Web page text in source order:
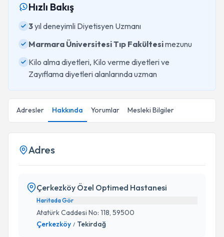
Hızlı Bakış
3yıl deneyimli Diyetisyen Uzmanı
Marmara Üniversitesi Tıp Fakültesimezunu
Kilo alma diyetleri, Kilo verme diyetleri ve
Zayıflama diyetleri alanlarında uzman
Adresler Hakkında Yorumlar Mesleki Bilgiler
Adres
Çerkezköy Özel Optimed Hastanesi
Haritada Gör
Atatürk Caddesi No: 118, 59500
Çerkezköy / Tekirdağ